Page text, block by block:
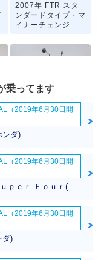
2007年 FTR スタ
ンダードタイプ・マ
イナーチェンジ
2005年 FTR トリ
コロールカラー・カ
ラーチェンジ
コロールカラー・カ
乗ってます
（2019年6月30日開
ンダ)
（2019年6月30日開
（2019年6月30日開
ダ)